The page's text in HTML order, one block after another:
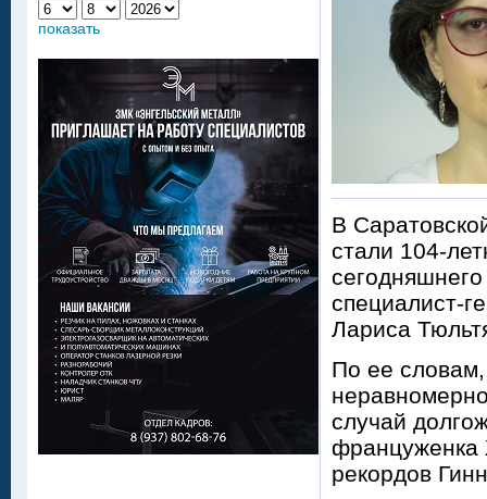
В
стали 104-
специалист-
Лариса
По ее
случай
француженка
рекордов
показать